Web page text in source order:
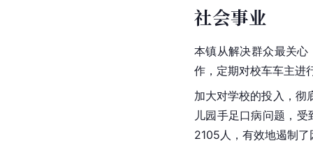
社会事业
本镇从解决群众最关
作，定期对校车车主进
加大对学校的投入，彻
儿园手足口病问题，
2105人，有效地遏制